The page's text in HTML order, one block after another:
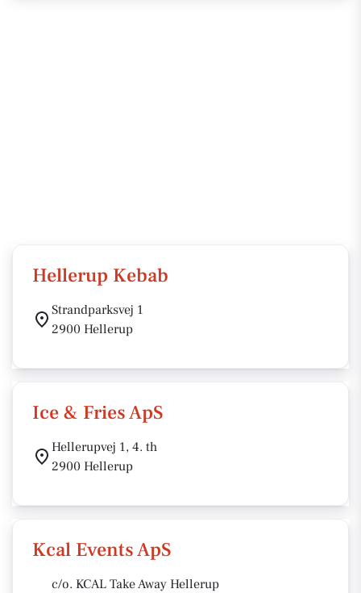
Hellerup Kebab
Strandparksvej 1
2900 Hellerup
Ice & Fries ApS
Hellerupvej 1, 4. th
2900 Hellerup
Kcal Events ApS
c/o. KCAL Take Away Hellerup